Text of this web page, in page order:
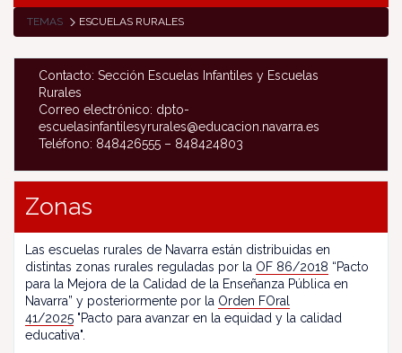
TEMAS ESCUELAS RURALES
Contacto: Sección Escuelas Infantiles y Escuelas
Rurales
Correo electrónico: dpto-
escuelasinfantilesyrurales@educacion.navarra.es
Teléfono: 848426555 – 848424803
Zonas
Las escuelas rurales de Navarra están distribuidas en
distintas zonas rurales reguladas por la OF 86/2018 “Pacto
para la Mejora de la Calidad de la Enseñanza Pública en
Navarra” y posteriormente por la Orden FOral
41/2025 "Pacto para avanzar en la equidad y la calidad
educativa".